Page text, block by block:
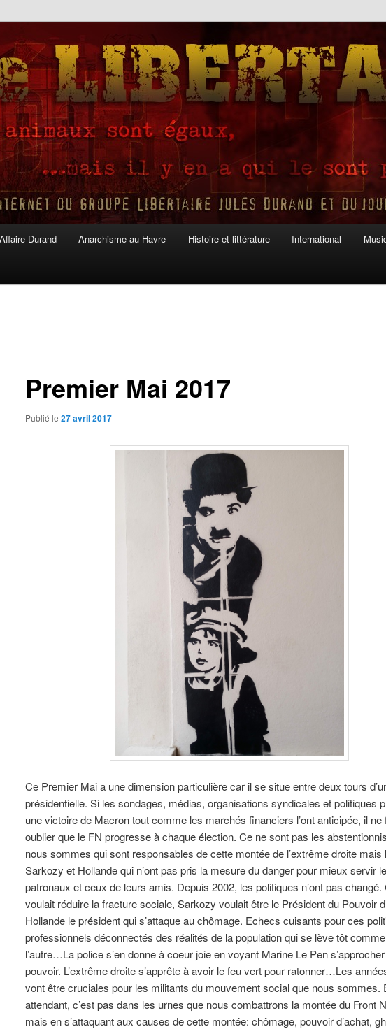
Affaire Durand Anarchisme au Havre Histoire et littérature International
Premier Mai 2017
Publié le 27 avril 2017
Ce Premier Mai a une dimension particulière car il se situe entre deux tours
présidentielle. Si les sondages, médias, organisations syndicales et politiques
une victoire de Macron tout comme les marchés financiers l’ont anticipée, il ne
oublier que le FN progresse à chaque élection. Ce ne sont pas les
nous sommes qui sont responsables de cette montée de l’extrême droite mais
Sarkozy et Hollande qui n’ont pas pris la mesure du danger pour mieux servir
patronaux et ceux de leurs amis. Depuis 2002, les politiques n’ont pas changé.
voulait réduire la fracture sociale, Sarkozy voulait être le Président du Pouvoir
Hollande le président qui s’attaque au chômage. Echecs cuisants pour ces
professionnels déconnectés des réalités de la population qui se lève tôt
l’autre…La police s’en donne à coeur joie en voyant Marine Le Pen
pouvoir. L’extrême droite s’apprête à avoir le feu vert pour ratonner…Les
vont être cruciales pour les militants du mouvement social que nous sommes.
attendant, c’est pas dans les urnes que nous combattrons la montée du Front
mais en s’attaquant aux causes de cette montée: chômage, pouvoir d’achat,